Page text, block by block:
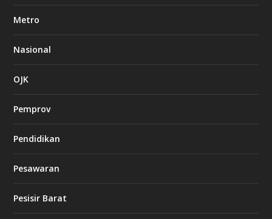
Metro
Nasional
OJK
Pemprov
Pendidikan
Pesawaran
Pesisir Barat